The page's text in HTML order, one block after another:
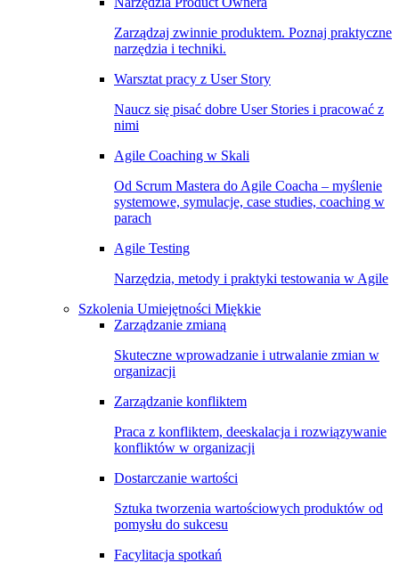
Zarządzaj zwinnie produktem. Poznaj praktyczne
narzędzia i techniki.
Warsztat pracy z User Story
Naucz się pisać dobre User Stories i pracować z
nimi
Agile Coaching w Skali
Od Scrum Mastera do Agile Coacha – myślenie
systemowe, symulacje, case studies, coaching w
parach
Agile Testing
Narzędzia, metody i praktyki testowania w Agile
Szkolenia Umiejętności Miękkie
Zarządzanie zmianą
Skuteczne wprowadzanie i utrwalanie zmian w
organizacji
Zarządzanie konfliktem
Praca z konfliktem, deeskalacja i rozwiązywanie
konfliktów w organizacji
Dostarczanie wartości
Sztuka tworzenia wartościowych produktów od
pomysłu do sukcesu
Facylitacja spotkań